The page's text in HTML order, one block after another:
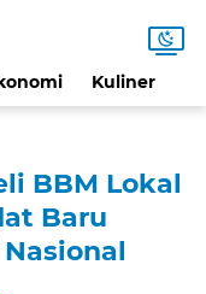
Kuliner
BBM Lokal
Baru